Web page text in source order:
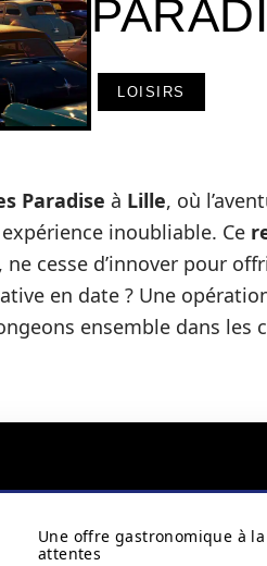
LOISIRS
Paradise à Lille, où
inoubliable. Ce
, ne cesse d’innover pour
en date ? Une
ensemble dans les
Une offre gastronomique à
attentes